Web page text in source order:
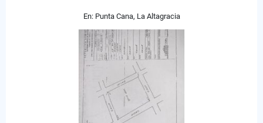
En: Punta Cana, La Altagracia